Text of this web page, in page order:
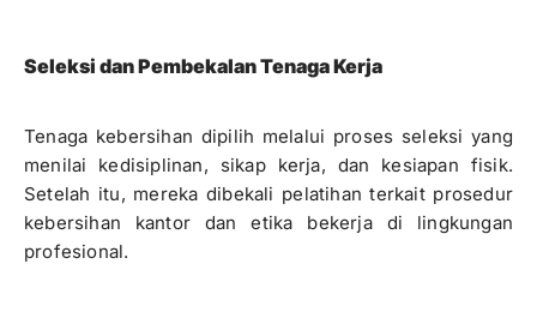
Seleksi dan Pembekalan Tenaga Kerja
Tenaga kebersihan dipilih melalui proses seleksi yang
menilai kedisiplinan, sikap kerja, dan kesiapan fisik.
Setelah itu, mereka dibekali pelatihan terkait prosedur
kebersihan kantor dan etika bekerja di lingkungan
profesional.